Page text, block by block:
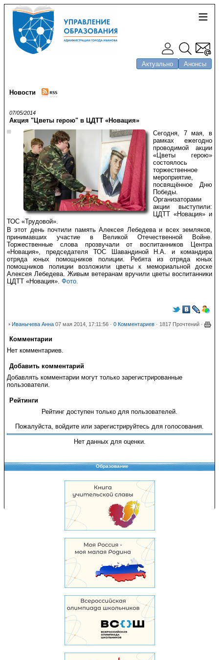
Актуально Анонсы
Новости
07/05/2014
Акция "Цветы герою" в ЦДТТ «Новация»
Сегодня, 7 мая, в
рамках ежегодно
проводимой акции
«Цветы герою»
состоялось
торжественное
мероприятие,
посвящённое Дню
Победы.
Организаторами
акции выступили:
ЦДТТ «Новация» и
ТОС «Трудовой».
В этот день почтили память Алексея Лебедева и всех земляков,
принимавших участие в Великой Отечественной Войне.
Торжественные слова прозвучали от воспитанников Центра
«Новация», председателя ТОС Шавандиной Н.А. и командира
отряда юных помощников полиции. Ребята из отряда юных
помощников полиции возложили цветы к мемориальной доске
Алексея Лебедева. Живым ветеранам вручили цветы воспитанники
ЦДТТ «Новация». Фото.
Иванычева Анна07 мая 2014, 17:11:56 · 0 Комментариев· 1817 Прочтений ·
Комментарии
Нет комментариев.
Добавить комментарий
Добавлять комментарии могут только зарегистрированные
пользователи.
Рейтинги
Рейтинг доступен только для пользователей.
Пожалуйста, войдите или зарегистрируйтесь для голосования.
Нет данных для оценки.
Образование
Copyright © 2008-2026 Управление образования
Перепечатка и использование материалов возможны только с разрешения
Управления образования.
103,926,661 уникальных посетителей